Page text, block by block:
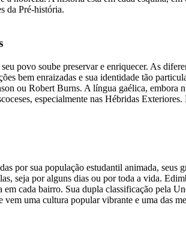
da Pré-história.
povo soube preservar e enriquecer. As
bem enraizadas e sua identidade tão
ou Robert Burns. A língua gaélica,
especialmente nas Hébridas
por sua população estudantil animada, seus
seja por alguns dias ou por toda a vida.
cada bairro. Sua dupla classificação pela
uma cultura popular vibrante e uma das